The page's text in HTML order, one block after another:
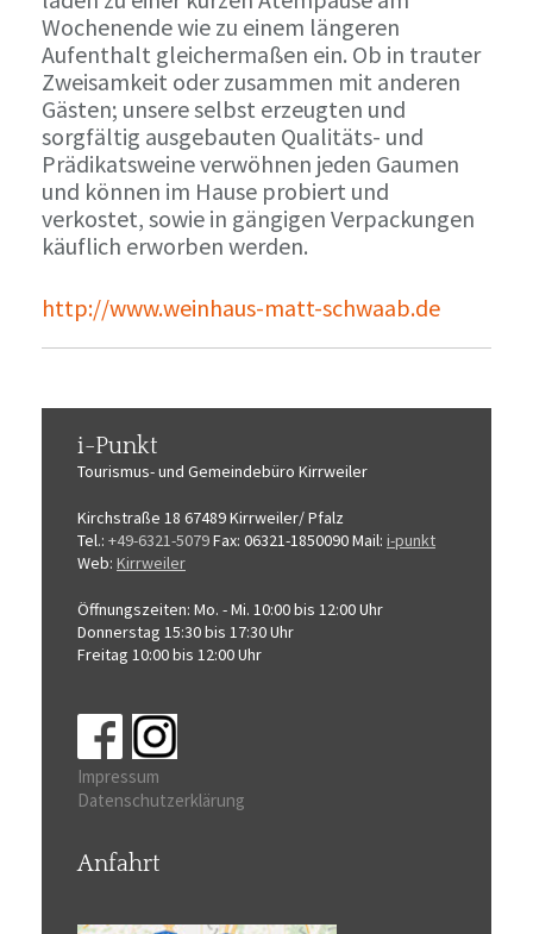
Wochenende wie zu einem längeren
Aufenthalt gleichermaßen ein. Ob in trauter
Zweisamkeit oder zusammen mit anderen
Gästen; unsere selbst erzeugten und
sorgfältig ausgebauten Qualitäts- und
Prädikatsweine verwöhnen jeden Gaumen
und können im Hause probiert und
verkostet, sowie in gängigen Verpackungen
käuflich erworben werden.
http://www.weinhaus-matt-schwaab.de
i-Punkt
Tourismus-und Gemeindebüro Kirrweiler
Kirchstraße 18 67489 Kirrweiler/ Pfalz
Tel.: +49-6321-5079Fax: 06321-1850090Mail: i-punkt
Web: Kirrweiler
Öffnungszeiten: Mo. - Mi. 10:00 bis 12:00 Uhr
Donnerstag 15:30 bis 17:30 Uhr
Freitag 10:00 bis 12:00 Uhr
Impressum
Datenschutzerklärung
Anfahrt